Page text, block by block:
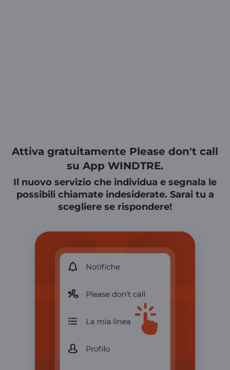
Attiva gratuitamente Please don't call
su App WINDTRE.
Il nuovo servizio che individua e segnala le
possibili chiamate indesiderate. Sarai tu a
scegliere se rispondere!